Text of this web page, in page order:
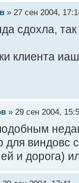
» 27 сен 2004,
сдохла,
клиента
» 29 сен 2004,
для виндовс
и дорога)